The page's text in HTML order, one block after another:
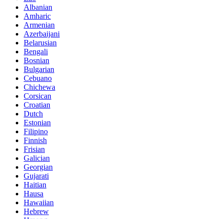
Albanian
Amharic
Armenian
Azerbaijani
Belarusian
Bengali
Bosnian
Bulgarian
Cebuano
Chichewa
Corsican
Croatian
Dutch
Estonian
Filipino
Finnish
Frisian
Galician
Georgian
Gujarati
Haitian
Hausa
Hawaiian
Hebrew